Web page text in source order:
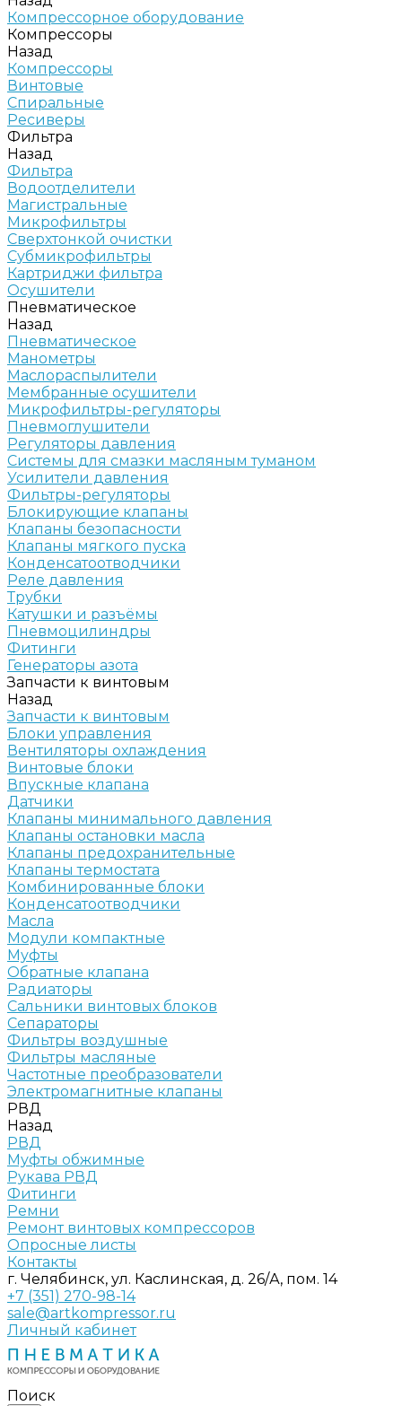
Компрессорное оборудование
Компрессоры
Назад
Компрессоры
Винтовые
Спиральные
Ресиверы
Фильтра
Назад
Фильтра
Водоотделители
Магистральные
Микрофильтры
Сверхтонкой очистки
Субмикрофильтры
Картриджи фильтра
Осушители
Пневматическое
Назад
Пневматическое
Манометры
Маслораспылители
Мембранные осушители
Микрофильтры-регуляторы
Пневмоглушители
Регуляторы давления
Системы для смазки масляным туманом
Усилители давления
Фильтры-регуляторы
Блокирующие клапаны
Клапаны безопасности
Клапаны мягкого пуска
Конденсатоотводчики
Реле давления
Трубки
Катушки и разъёмы
Пневмоцилиндры
Фитинги
Генераторы азота
Запчасти к винтовым
Назад
Запчасти к винтовым
Блоки управления
Вентиляторы охлаждения
Винтовые блоки
Впускные клапана
Датчики
Клапаны минимального давления
Клапаны остановки масла
Клапаны предохранительные
Клапаны термостата
Комбинированные блоки
Конденсатоотводчики
Масла
Модули компактные
Муфты
Обратные клапана
Радиаторы
Сальники винтовых блоков
Сепараторы
Фильтры воздушные
Фильтры масляные
Частотные преобразователи
Электромагнитные клапаны
РВД
Назад
РВД
Муфты обжимные
Рукава РВД
Фитинги
Ремни
Ремонт винтовых компрессоров
Опросные листы
Контакты
г. Челябинск, ул. Каслинская, д. 26/А, пом. 14
+7 (351) 270-98-14
sale@artkompressor.ru
Личный кабинет
Поиск